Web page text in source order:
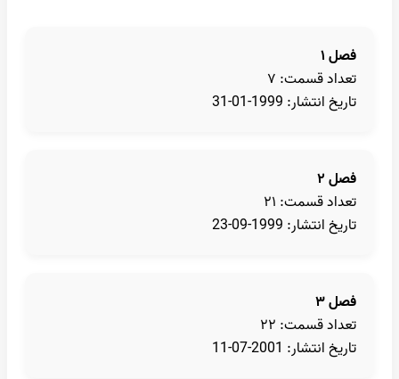
فصل ۱
تعداد قسمت: ۷
تاریخ انتشار: 1999-01-31
فصل ۲
تعداد قسمت: ۲۱
تاریخ انتشار: 1999-09-23
فصل ۳
تعداد قسمت: ۲۲
تاریخ انتشار: 2001-07-11